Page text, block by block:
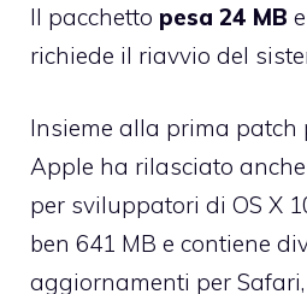
Il pacchetto pesa 24 MB
richiede il riavvio del
Insieme alla prima patch
Apple ha rilasciato anche
per sviluppatori di OS X
ben 641 MB e contiene
aggiornamenti per Safari,